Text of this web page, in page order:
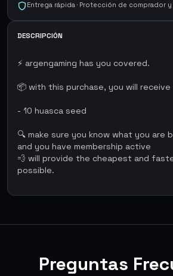
Entrega rápida · Protección de comprador
DESCRIPCIÓN
⚡ argengaming has you covered.
📦 with this purchase, you will
- 10 huasca seed
🔍 make sure you know what you are
and you have membership active
💨 will provide the cheapest and
possible.
Preguntas